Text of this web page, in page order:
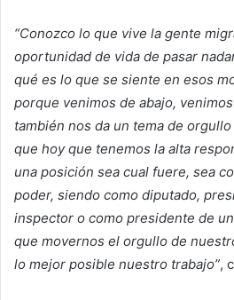
“Conozco lo que vive la gente
oportunidad de vida de pasar
qué es lo que se siente en esos
porque venimos de abajo,
también nos da un tema de
que hoy que tenemos la alta
una posición sea cual fuere, sea
poder, siendo como diputado,
inspector o como presidente de
que movernos el orgullo de
lo mejor posible nuestro trabajo”,